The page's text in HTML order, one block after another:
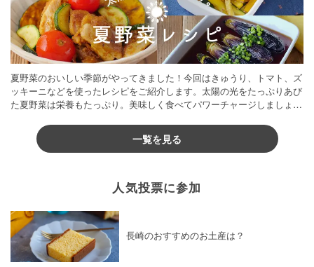
夏野菜のおいしい季節がやってきました！今回はきゅうり、トマト、ズ
ッキーニなどを使ったレシピをご紹介します。太陽の光をたっぷりあび
た夏野菜は栄養もたっぷり。美味しく食べてパワーチャージしましょう
一覧を見る
人気投票に参加
長崎のおすすめのお土産は？